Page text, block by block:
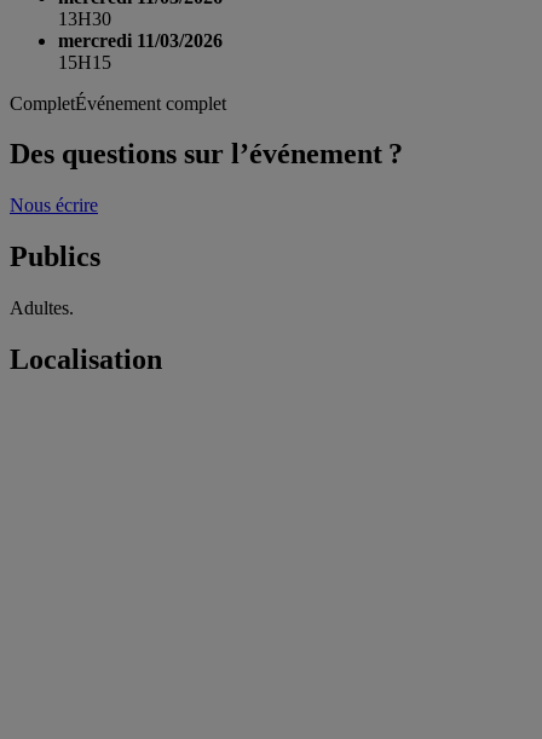
13H30
mercredi 11/03/2026
15H15
CompletÉvénement complet
Des questions sur l’événement ?
Nous écrire
Publics
Adultes.
Localisation